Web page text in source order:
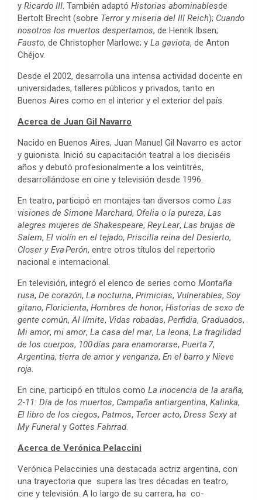
y Ricardo III. También adaptó Historias abominablesde
Bertolt Brecht (sobre Terror y miseria del III Reich); Cuando
nosotros los muertos despertamos, de Henrik Ibsen;
Fausto, de Christopher Marlowe; y La gaviota, de Anton
Chéjov.
Desde el 2002, desarrolla una intensa actividad docente en
universidades, talleres públicos y privados, tanto en
Buenos Aires como en el interior y el exterior del país.
Acerca de Juan Gil Navarro
Nacido en Buenos Aires, Juan Manuel Gil Navarro es actor
y guionista. Inició su capacitación teatral a los dieciséis
años y debutó profesionalmente a los veintitrés,
desarrollándose en cine y televisión desde 1996.
En teatro, participó en montajes tan diversos como Las
visiones de Simone Marchard, Ofelia o la pureza, Las
alegres mujeres de Shakespeare, Rey Lear, Las brujas de
Salem, El violín en el tejado, Priscilla reina del Desierto,
Closer y Eva Perón, entre otros títulos del repertorio
nacional e internacional.
En televisión, integró el elenco de series como Montaña
rusa, De corazón, La nocturna, Primicias, Vulnerables, Soy
gitano, Floricienta, Hombres de honor, Historias de sexo de
gente común,Al límite, Vidas robadas, Perfidia, Graduados,
Mi amor, mi amor, La casa del mar, La leona, La fragilidad
de los cuerpos, 100 días para enamorarse, Puerta 7,
Argentina, tierra de amor y venganza, En el barro y Nieve
roja.
En cine, participó en títulos como La inocencia de la araña,
2‑11: Día de los muertos, Campaña antiargentina, Kalinka,
El libro de los ciegos, Patmos, Tercer acto, Dress Sexy at
My Funeral y Gottes Fahrrad.
Acerca de Verónica Pelaccini
Verónica Pelaccinies una destacada actriz argentina, con
una trayectoria que supera las tres décadas en teatro,
cine y televisión. A lo largo de su carrera, ha co-